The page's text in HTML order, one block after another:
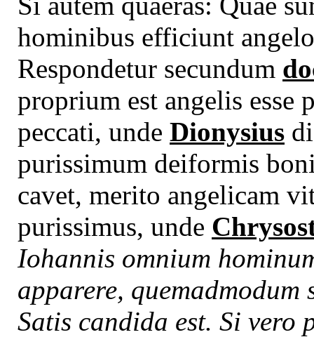
hominibus efficiunt
Respondetur secundum
proprium est angelis esse
peccati, unde Dionysius
purissimum deiformis
cavet, merito angelicam
purissimus, unde
Iohannis omnium
apparere,
Satis candida est. Si vero